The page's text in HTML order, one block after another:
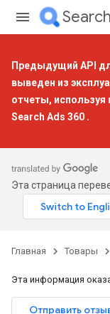
Предыдущий API
выведен из
отчеты, используя
Search Ads 360 .
Эта страница
Главная Товары
Эта информация
Отправить